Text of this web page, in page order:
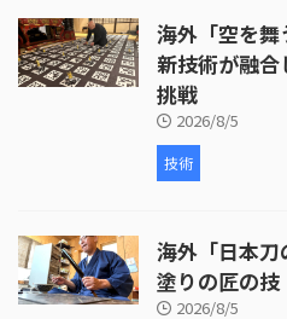
海外「空を
新技術が融合
挑戦
2026/8/5
技術
海外「日本
塗りの匠の技
2026/8/5